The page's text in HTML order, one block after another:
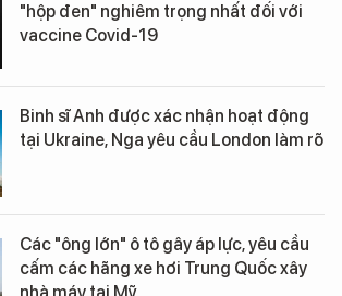
"hộp đen" nghiêm trọng nhất đối với
vaccine Covid-19
Binh sĩ Anh được xác nhận hoạt động
tại Ukraine, Nga yêu cầu London làm rõ
Các "ông lớn" ô tô gây áp lực, yêu cầu
cấm các hãng xe hơi Trung Quốc xây